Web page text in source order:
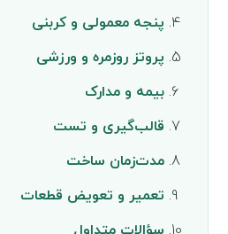
پنجه معمولی و کربنی
پروتز روزمره و ورزشی
بیمه و مدارک
قالب‌گیری و تست
مدت‌زمان ساخت
تعمیر و تعویض قطعات